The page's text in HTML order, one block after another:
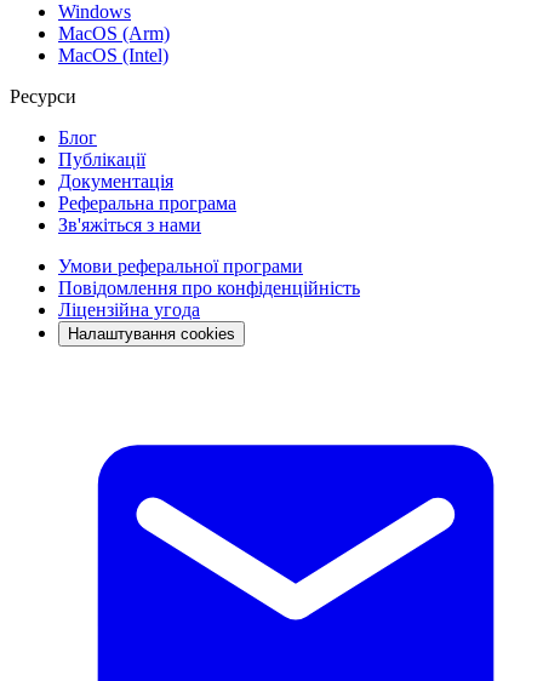
Windows
MacOS (Arm)
MacOS (Intel)
Ресурси
Блог
Публікації
Документація
Реферальна програма
Зв'яжіться з нами
Умови реферальної програми
Повідомлення про конфіденційність
Ліцензійна угода
Налаштування cookies